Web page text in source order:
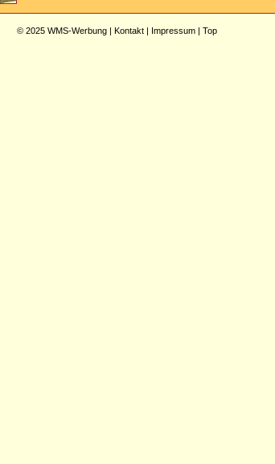
© 2025 WMS-Werbung | Kontakt | Impressum | Top